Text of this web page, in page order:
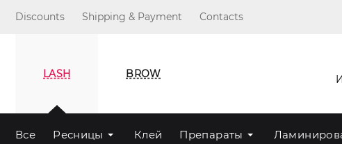
Discounts Shipping & Payment Contacts
LASH BROW
Все Ресницы Клей Препараты